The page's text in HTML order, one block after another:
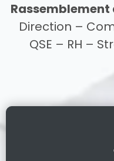
Rassemblement
Direction –
QSE – RH –